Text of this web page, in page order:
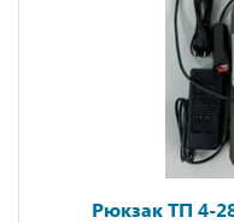
Рюкзак ТП 4-